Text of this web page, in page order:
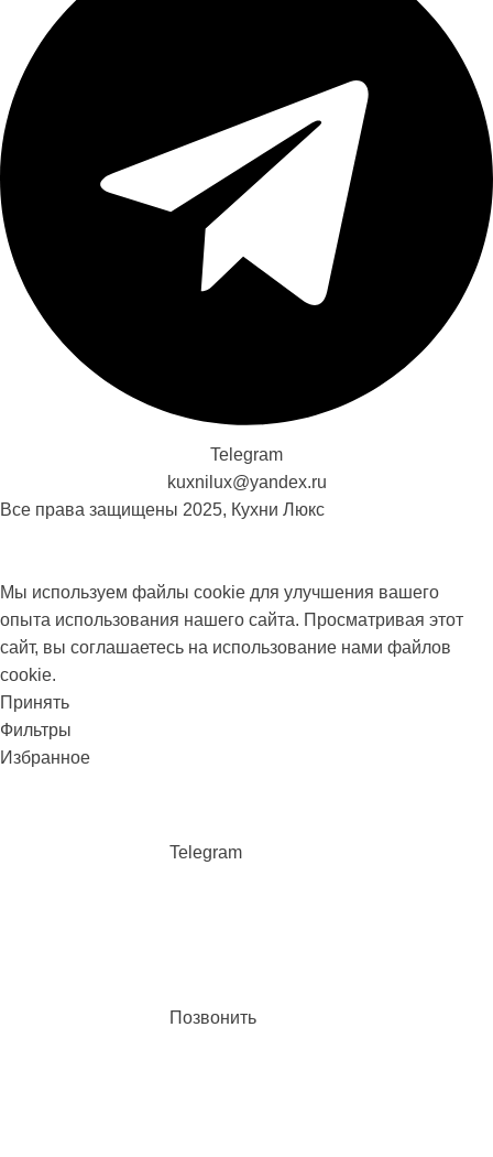
Telegram
kuxnilux@yandex.ru
Все права защищены 2025, Кухни Люкс
Мы используем файлы cookie для улучшения вашего
опыта использования нашего сайта. Просматривая этот
сайт, вы соглашаетесь на использование нами файлов
cookie.
Принять
Фильтры
Избранное
Telegram
Позвонить